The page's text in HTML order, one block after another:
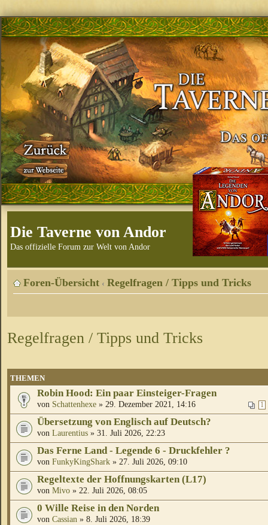
Die Taverne von Andor
Das offizielle Forum zur Welt von Andor
Foren-Übersicht ‹ Regelfragen / Tipps und Tricks
Regelfragen / Tipps und Tricks
THEMEN
Robin Hood: Ein paar Einsteiger-Fragen
1
von Schattenhexe » 29. Dezember 2021, 14:16
Übersetzung von Englisch auf Deutsch?
von Laurentius » 31. Juli 2026, 22:23
Das Ferne Land - Legende 6 - Druckfehler ?
von FunkyKingShark » 27. Juli 2026, 09:10
Regeltexte der Hoffnungskarten (L17)
von Mivo » 22. Juli 2026, 08:05
0 Wille Reise in den Norden
von Cassian » 8. Juli 2026, 18:39